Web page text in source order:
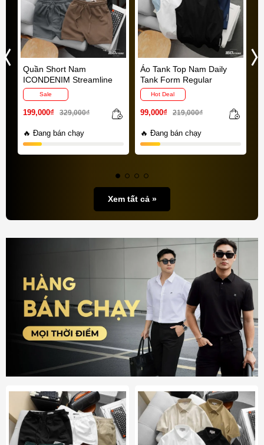
Quần Short Nam
ICONDENIM Streamline
Sale
199,000₫ 329,000₫
🔥 Đang bán chạy
Áo Tank Top Nam Daily
Tank Form Regular
Hot Deal
99,000₫ 219,000₫
🔥 Đang bán chạy
Xem tất cả »